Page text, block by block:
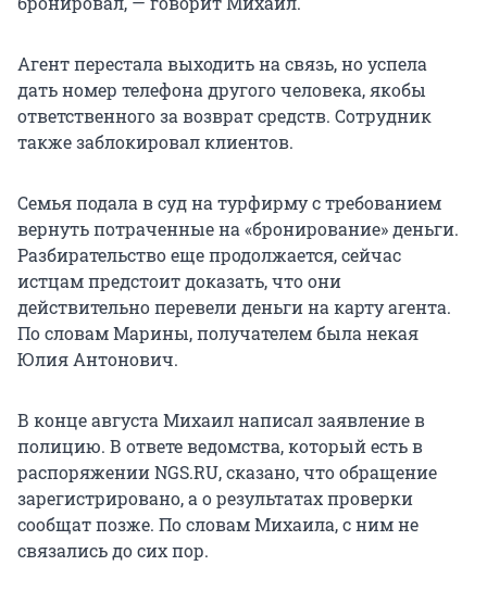
Агент перестала выходить на связь, но успела
дать номер телефона другого человека, якобы
ответственного за возврат средств. Сотрудник
также заблокировал клиентов.
Семья подала в суд на турфирму с требованием
вернуть потраченные на «бронирование» деньги.
Разбирательство еще продолжается, сейчас
истцам предстоит доказать, что они
действительно перевели деньги на карту агента.
По словам Марины, получателем была некая
Юлия Антонович.
В конце августа Михаил написал заявление в
полицию. В ответе ведомства, который есть в
распоряжении NGS.RU, сказано, что обращение
зарегистрировано, а о результатах проверки
сообщат позже. По словам Михаила, с ним не
связались до сих пор.